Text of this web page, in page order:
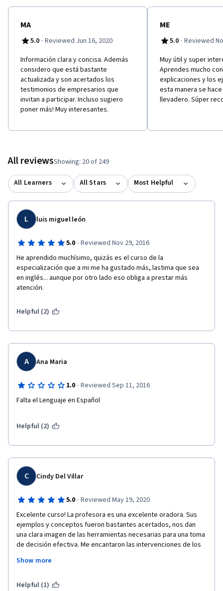
MA
5.0 · Reviewed Jun 16, 2020
Información clara y concisa. Además
considero que está bastante
actualizada y son acertados los
testimonios de empresarios que
invitan a participar. Incluso sugiero
poner más! Muy interesantes.
ME
5.0 · Reviewed
Muy útil y super
Aprendes mucho
explicaciones y los
esta manera se
llevadero. Súper
All reviewsShowing: 20 of 249
All Learners All Stars Most Helpful
L luis miguel león
5.0 · Reviewed Nov 29, 2016
He aprendido muchísimo, quizás es el curso de la
especialización que a mi me ha gustado más, lastima que sea
en inglés... aunque por otro lado eso obliga a prestar más
atención.
Helpful (2)
A Ana Maria
1.0 · Reviewed Sep 11, 2016
Falta el Lenguaje en Español
Helpful (2)
C Cindy Del Villar
5.0 · Reviewed May 19, 2020
Excelente curso! La profesora es una excelente oradora. Sus
ejemplos y conceptos fueron bastantes acertados, nos dan
una clara imagen de las herramientas necesarias para una toma
de decisión efectiva. Me encantaron las intervenciones de los
entrevistas, ya que nos dieron una aplicacion efectiva en los
Show more
Helpful (1)